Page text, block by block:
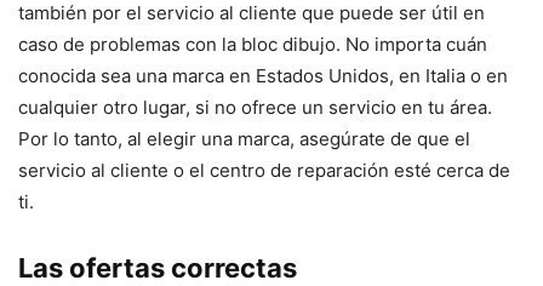
también por el servicio al cliente que puede ser útil en
caso de problemas con la bloc dibujo. No importa cuán
conocida sea una marca en Estados Unidos, en Italia o en
cualquier otro lugar, si no ofrece un servicio en tu área.
Por lo tanto, al elegir una marca, asegúrate de que el
servicio al cliente o el centro de reparación esté cerca de
ti.
Las ofertas correctas